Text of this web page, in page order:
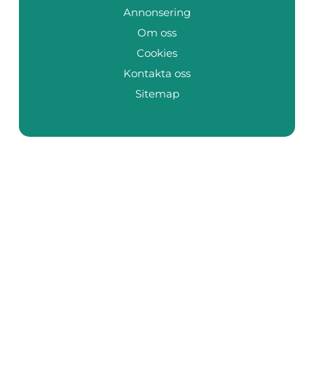
Annonsering
Om oss
Cookies
Kontakta oss
Sitemap